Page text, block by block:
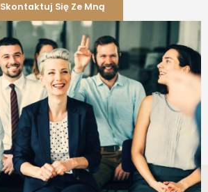
Skontaktuj Się Ze Mną